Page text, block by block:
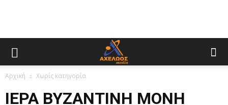
Αρχική Χωρίς κατηγορία
ΙΕΡΑ ΒΥΖΑΝΤΙΝΗ ΜΟΝΗ